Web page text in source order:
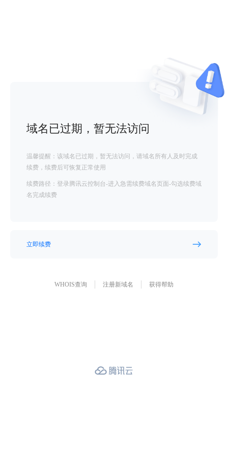
域名已过期，暂无法访问
温馨提醒：该域名已过期，暂无法访问，请域名所有人及时完成
续费，续费后可恢复正常使用
续费路径：登录腾讯云控制台-进入急需续费域名页面-勾选续费域
名完成续费
立即续费
WHOIS查询 注册新域名 获得帮助